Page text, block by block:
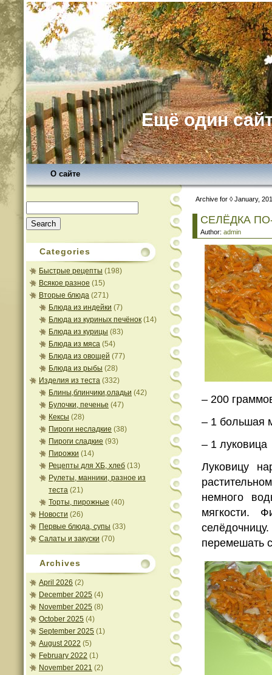
Ещё один
О сайте
for:
Categories
Быстрые рецепты (198)
Всякое разное (15)
Вторые блюда (271)
Блюда из индейки (7)
Блюда из куриных печёнок (14)
Блюда из курицы (83)
Блюда из мяса (54)
Блюда из овощей (77)
Блюда из рыбы (28)
Изделия из теста (332)
Блины,блинчики,оладьи (42)
Булочки, печенье (47)
Кексы (28)
Пироги несладкие (38)
Пироги сладкие (93)
Пирожки (14)
Рецепты для ХБ, хлеб (13)
Рулеты, манники, разное из
теста (21)
Торты, пирожные (40)
Новости (26)
Первые блюда, супы (33)
Салаты и закуски (70)
Archives
April 2026 (2)
December 2025 (4)
November 2025 (8)
October 2025 (4)
September 2025 (1)
August 2022 (5)
February 2022 (1)
November 2021 (2)
Archive for ◊ January,
СЕЛЁДКА
Author: admin
– 200
– 1 большая
– 1 луковица
Луковицу
немного
мягкости.
перемешать